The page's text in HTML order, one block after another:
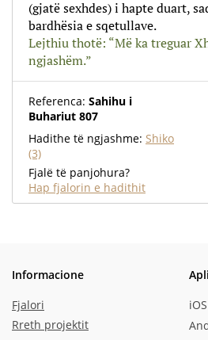
(gjatë sexhdes) i hapte duart,
bardhësia e sqetullave.
Lejthiu thotë: “Më ka treguar
ngjashëm.”
Referenca: Sahihu i
Buhariut 807
Hadithe të ngjashme: Shiko
(3)
Fjalë të panjohura?
Hap fjalorin e hadithit
Informacione
Fjalori
Rreth projektit
iOS